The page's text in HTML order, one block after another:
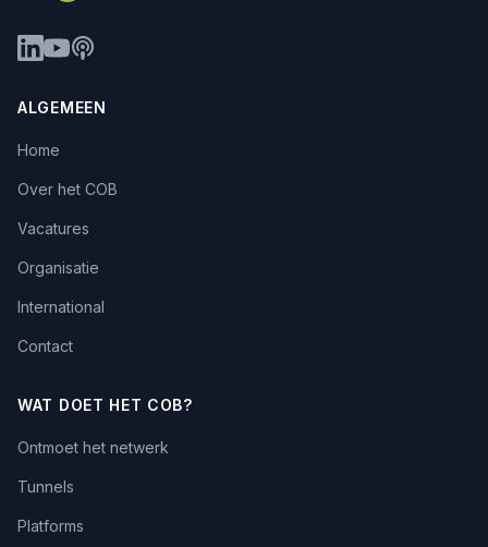
ALGEMEEN
Home
Over het COB
Vacatures
Organisatie
International
Contact
WAT DOET HET COB?
Ontmoet het netwerk
Tunnels
Platforms